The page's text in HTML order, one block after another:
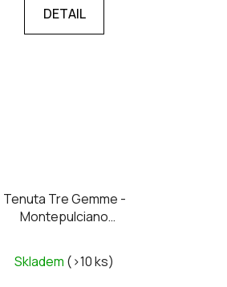
DETAIL
Tenuta Tre Gemme -
Montepulciano
Skladem (>10 ks)